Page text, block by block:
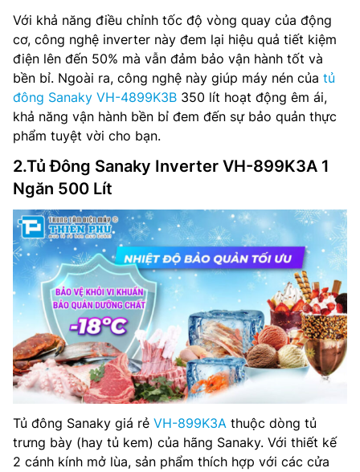
Với khả năng điều chỉnh tốc độ vòng quay của động
cơ, công nghệ inverter này đem lại hiệu quả tiết kiệm
điện lên đến 50% mà vẫn đảm bảo vận hành tốt và
bền bỉ. Ngoài ra, công nghệ này giúp máy nén của tủ
đông Sanaky VH-4899K3B 350 lít hoạt động êm ái,
khả năng vận hành bền bỉ đem đến sự bảo quản thực
phẩm tuyệt vời cho bạn.
2.Tủ Đông Sanaky Inverter VH-899K3A 1
Ngăn 500 Lít
Tủ đông Sanaky giá rẻ VH-899K3A thuộc dòng tủ
trưng bày (hay tủ kem) của hãng Sanaky. Với thiết kế
2 cánh kính mở lùa, sản phẩm thích hợp với các cửa